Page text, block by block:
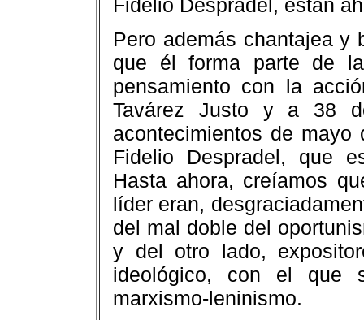
Fidelio Despradel, están
Pero además chantajea y
que él forma parte de
pensamiento con la
Tavárez Justo y a 38
acontecimientos de mayo
Fidelio Despradel, que
Hasta ahora, creíamos
líder eran,
del mal doble del
y del otro lado,
ideológico, con el que
marxismo-leninismo.